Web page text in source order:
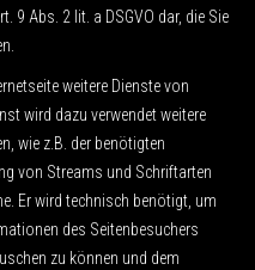
9 Abs. 2 lit. a DSGVO dar, die Sie
weitere Dienste von
wird dazu verwendet weitere
wie z.B. der benötigten
von Streams und Schriftarten
Er wird technisch benötigt, um
des Seitenbesuchers
zu können und dem